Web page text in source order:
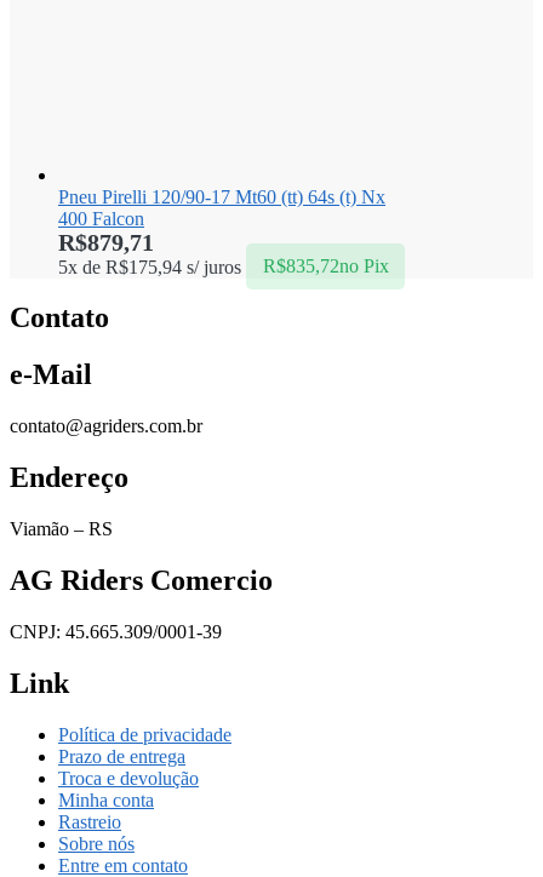
Pneu Pirelli 120/90-17 Mt60 (tt) 64s (t) Nx
400 Falcon
R$879,71
5x de R$175,94 s/ juros R$835,72no Pix
Contato
e-Mail
contato@agriders.com.br
Endereço
Viamão – RS
AG Riders Comercio
CNPJ: 45.665.309/0001-39
Link
Política de privacidade
Prazo de entrega
Troca e devolução
Minha conta
Rastreio
Sobre nós
Entre em contato